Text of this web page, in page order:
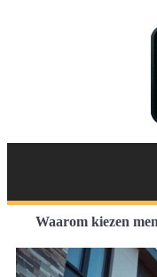
Waarom kiezen